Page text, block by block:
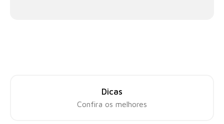
Dicas
Confira os melhores